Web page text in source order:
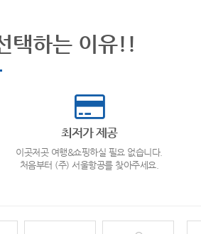
택하는 이유!!
최저가 제공
이곳저곳 여행&쇼핑하실 필요 없습니다.
처음부터 (주) 서울항공를 찾아주세요.